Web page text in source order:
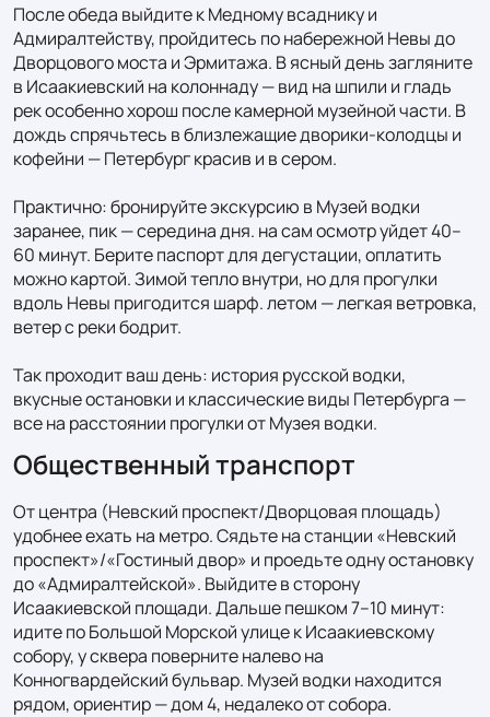
После обеда выйдите к Медному всаднику и
Адмиралтейству, пройдитесь по набережной Невы до
Дворцового моста и Эрмитажа. В ясный день загляните
в Исаакиевский на колоннаду — вид на шпили и гладь
рек особенно хорош после камерной музейной части. В
дождь спрячьтесь в близлежащие дворики-колодцы и
кофейни — Петербург красив и в сером.
Практично: бронируйте экскурсию в Музей водки
заранее, пик — середина дня. на сам осмотр уйдет 40–
60 минут. Берите паспорт для дегустации, оплатить
можно картой. Зимой тепло внутри, но для прогулки
вдоль Невы пригодится шарф. летом — легкая ветровка,
ветер с реки бодрит.
Так проходит ваш день: история русской водки,
вкусные остановки и классические виды Петербурга —
все на расстоянии прогулки от Музея водки.
Общественный транспорт
От центра (Невский проспект/Дворцовая площадь)
удобнее ехать на метро. Сядьте на станции «Невский
проспект»/«Гостиный двор» и проедьте одну остановку
до «Адмиралтейской». Выйдите в сторону
Исаакиевской площади. Дальше пешком 7–10 минут:
идите по Большой Морской улице к Исаакиевскому
собору, у сквера поверните налево на
Конногвардейский бульвар. Музей водки находится
рядом, ориентир — дом 4, недалеко от собора.